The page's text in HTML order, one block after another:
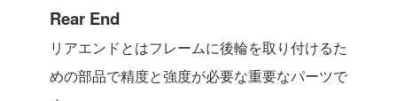
Rear End
リアエンドとはフレームに後輪を取り付けるた
めの部品で精度と強度が必要な重要なパーツで